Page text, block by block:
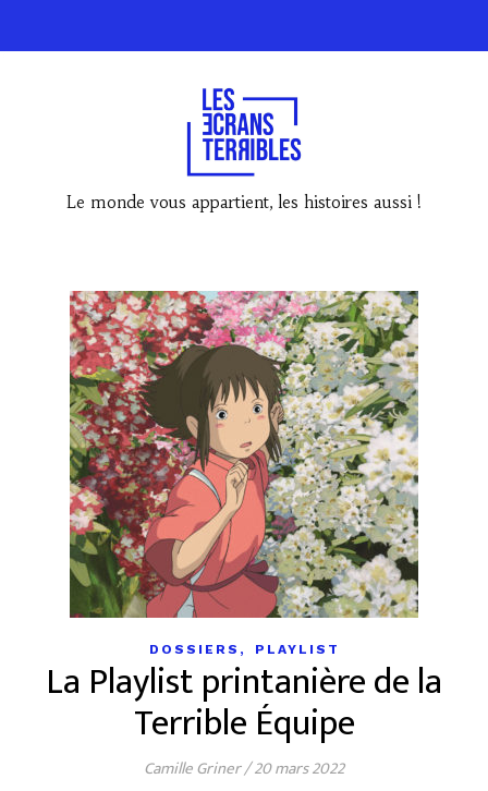
Le monde vous appartient, les histoires aussi !
DOSSIERS , PLAYLIST
La Playlist printanière de la
Terrible Équipe
Camille Griner/20 mars 2022